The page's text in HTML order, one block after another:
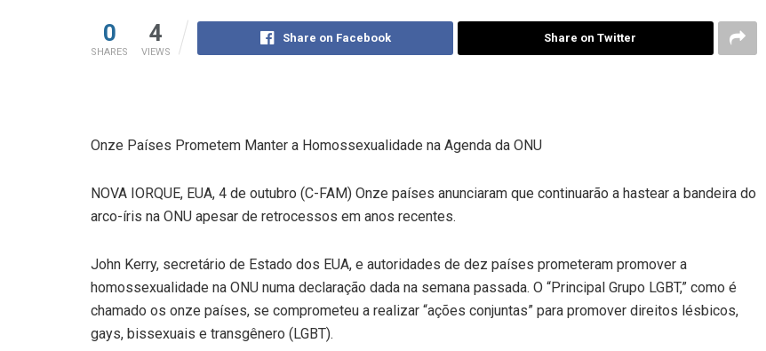
0
SHARES
4
VIEWS
Share on Facebook Share on Twitter
Onze Países Prometem Manter a Homossexualidade na Agenda da ONU
NOVA IORQUE, EUA, 4 de outubro (C-FAM) Onze países anunciaram que continuarão a hastear a bandeira do
arco-íris na ONU apesar de retrocessos em anos recentes.
John Kerry, secretário de Estado dos EUA, e autoridades de dez países prometeram promover a
homossexualidade na ONU numa declaração dada na semana passada. O “Principal Grupo LGBT,” como é
chamado os onze países, se comprometeu a realizar “ações conjuntas” para promover direitos lésbicos,
gays, bissexuais e transgênero (LGBT).